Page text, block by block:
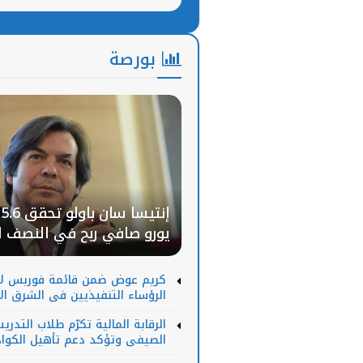
بدعم المبادرات
بورصة
يورو صافي ربح في النصف
لـ2026
كريم عوض ضمن قائمة فوربس
الرؤساء التنفيذيين في الشرق
الرقابة المالية تكرّم طلاب
الصيفي وتؤكد دعم تأهيل